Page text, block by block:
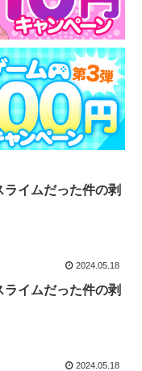
ライムだった件の剥
2024.05.18
ライムだった件の剥
2024.05.18